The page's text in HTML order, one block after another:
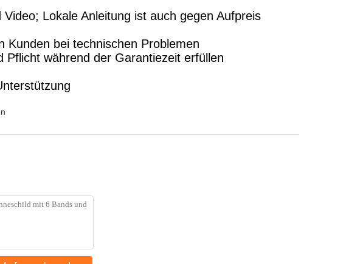
Lokale Anleitung ist auch gegen Aufpreis
Kunden bei technischen Problemen
während der Garantiezeit erfüllen